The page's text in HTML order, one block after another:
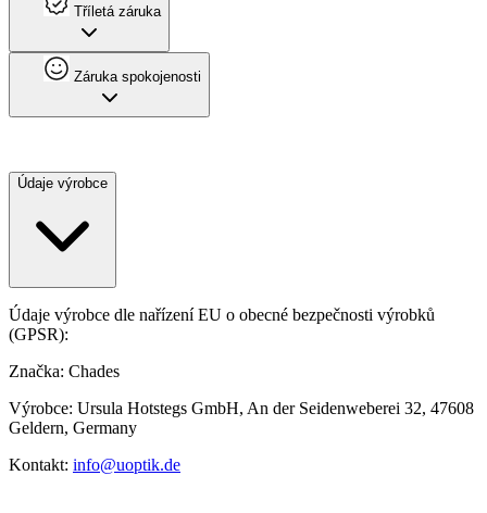
Tříletá záruka
Záruka spokojenosti
Údaje výrobce
Údaje výrobce dle nařízení EU o obecné bezpečnosti výrobků
(GPSR):
Značka: Chades
Výrobce: Ursula Hotstegs GmbH, An der Seidenweberei 32, 47608
Geldern, Germany
Kontakt: info@uoptik.de